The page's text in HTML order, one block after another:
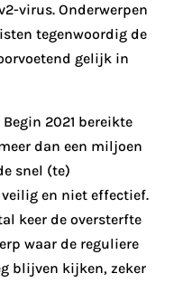
virus. Onderwerpen
tegenwoordig de
gelijk in
2021 bereikte
dan een miljoen
snel (te)
en niet effectief.
keer de oversterfte
waar de reguliere
blijven kijken, zeker